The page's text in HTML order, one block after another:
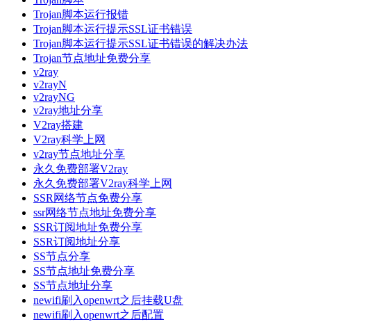
Trojan脚本运行报错
Trojan脚本运行提示SSL证书错误
Trojan脚本运行提示SSL证书错误的解决办法
Trojan节点地址免费分享
v2ray
v2rayN
v2rayNG
v2ray地址分享
V2ray搭建
V2ray科学上网
v2ray节点地址分享
永久免费部署V2ray
永久免费部署V2ray科学上网
SSR网络节点免费分享
ssr网络节点地址免费分享
SSR订阅地址免费分享
SSR订阅地址分享
SS节点分享
SS节点地址免费分享
SS节点地址分享
newifi刷入openwrt之后挂载U盘
newifi刷入openwrt之后配置